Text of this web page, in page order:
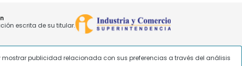
publicidad relacionada con sus preferencias a través del análisis